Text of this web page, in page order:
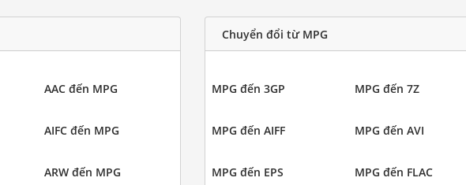
AAC đến MPG
AIFC đến MPG
ARW đến MPG
Chuyển đổi từ MPG
MPG đến 3GP MPG đến 7Z
MPG đến AIFF MPG đến AVI
MPG đến EPS MPG đến FLAC